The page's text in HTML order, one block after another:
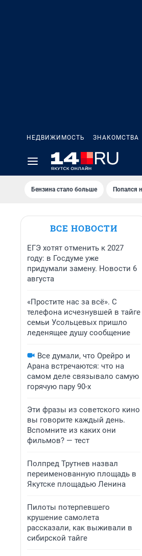
НЕДВИЖИМОСТЬ ЗНАКОМСТВА
Бензина стало больше Попался
ВСЕ НОВОСТИ
ЕГЭ хотят отменить к 2027
году: в Госдуме уже
придумали замену. Новости 6
августа
«Простите нас за всё». С
телефона исчезнувшей в тайге
семьи Усольцевых пришло
леденящее душу сообщение
Все думали, что Орейро и
Арана встречаются: что на
самом деле связывало самую
горячую пару 90-х
Эти фразы из советского кино
вы говорите каждый день.
Вспомните из каких они
фильмов? — тест
Полпред Трутнев назвал
переименованную площадь в
Якутске площадью Ленина
Пилоты потерпевшего
крушение самолета
рассказали, как выживали в
сибирской тайге